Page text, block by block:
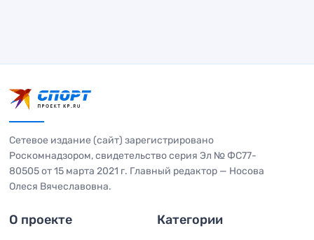
Сетевое издание (сайт) зарегистрировано
Роскомнадзором, свидетельство серия Эл № ФС77-
80505 от 15 марта 2021 г. Главный редактор — Носова
Олеся Вячеславовна.
О проекте Категории